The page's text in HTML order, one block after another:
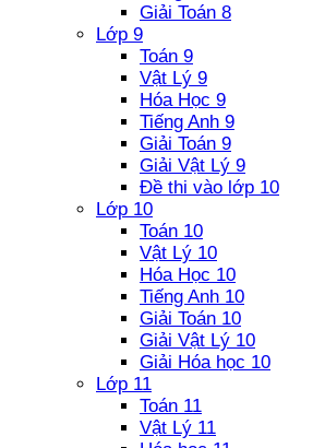
Giải Toán 8
Lớp 9
Toán 9
Vật Lý 9
Hóa Học 9
Tiếng Anh 9
Giải Toán 9
Giải Vật Lý 9
Đề thi vào lớp 10
Lớp 10
Toán 10
Vật Lý 10
Hóa Học 10
Tiếng Anh 10
Giải Toán 10
Giải Vật Lý 10
Giải Hóa học 10
Lớp 11
Toán 11
Vật Lý 11